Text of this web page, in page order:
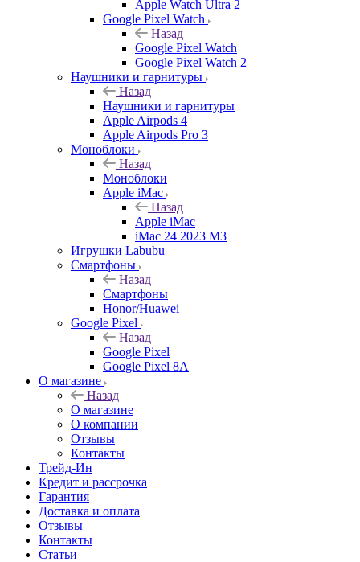
Apple Watch Ultra 2
Google Pixel Watch
Назад
Google Pixel Watch
Google Pixel Watch 2
Наушники и гарнитуры
Назад
Наушники и гарнитуры
Apple Airpods 4
Apple Airpods Pro 3
Моноблоки
Назад
Моноблоки
Apple iMac
Назад
Apple iMac
iMac 24 2023 M3
Игрушки Labubu
Смартфоны
Назад
Смартфоны
Honor/Huawei
Google Pixel
Назад
Google Pixel
Google Pixel 8A
О магазине
Назад
О магазине
О компании
Отзывы
Контакты
Трейд-Ин
Кредит и рассрочка
Гарантия
Доставка и оплата
Отзывы
Контакты
Статьи